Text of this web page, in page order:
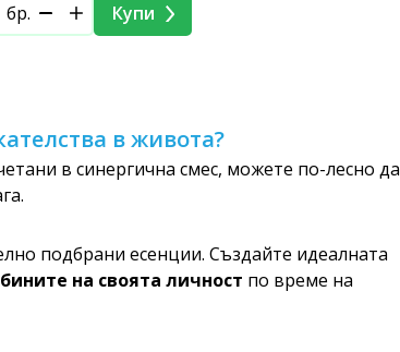
бр.
Купи
в живота?
в синергична смес, можете по-лесно да
подбрани есенции. Създайте идеалната
на своята личност по време на